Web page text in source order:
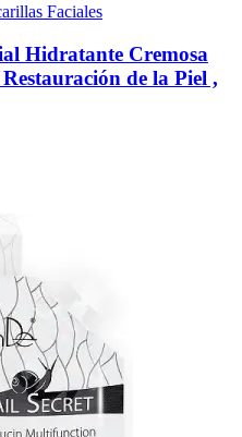
Faciales
Hidratante Cremosa
de la Piel ,